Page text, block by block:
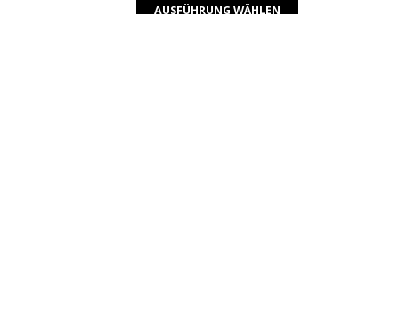
AUSFÜHRUNG WÄHLEN